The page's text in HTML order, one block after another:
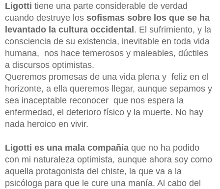
Ligotti tiene una parte considerable de verdad
cuando destruye los sofismas sobre los que se ha
levantado la cultura occidental. El sufrimiento, y la
consciencia de su existencia, inevitable en toda vida
humana, nos hace temerosos y maleables, dúctiles
a discursos optimistas.
Queremos promesas de una vida plena y feliz en el
horizonte, a ella queremos llegar, aunque sepamos y
sea inaceptable reconocer que nos espera la
enfermedad, el deterioro físico y la muerte. No hay
nada heroico en vivir.
Ligotti es una mala compañía que no ha podido
con mi naturaleza optimista, aunque ahora soy como
aquella protagonista del chiste, la que va a la
psicóloga para que le cure una manía. Al cabo del